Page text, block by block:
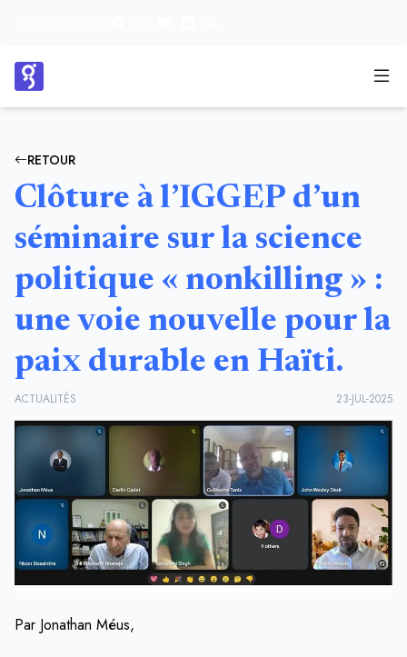
RETOUR
Clôture à l’IGGEP d’un
séminaire sur la science
politique « nonkilling » :
une voie nouvelle pour la
paix durable en Haïti.
ACTUALITÉS 23-JUL-2025
Par Jonathan Méus,